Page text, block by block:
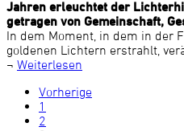
Jahren erleuchtet der
getragen von Gemeinschaft,
In dem Moment, in dem in der
goldenen Lichtern erstrahlt,
¬ Weiterlesen
Vorherige
1
2